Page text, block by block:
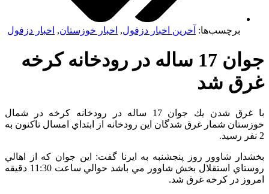
برچسب‌ها:آخرین اخبار دزفول, اخبار خوزستان ,اخبار دزفول
جوان 17 ساله در رودخانه كرخه
شد
با غرق شدن يك جوان 17 ساله در رودخانه كرخه در شمال
شمار غرق شدگان اين رودخانه از ابتداي امسال تاكنون به
شاوور روز پنجشنبه به ايرنا گفت: اين جوان كه از اهالي
روستاي استقلال بخش شاوور مي باشد حوالي ساعت 11:30 دقيقه
در كرخه غرق شد.